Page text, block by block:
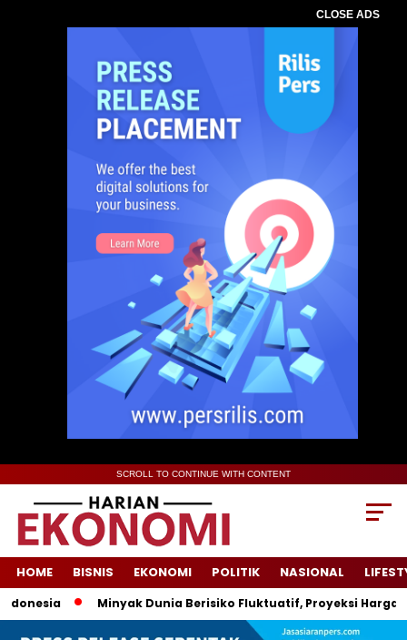
CLOSE ADS
SCROLL TO CONTINUE WITH CONTENT
HOME BISNIS EKONOMI POLITIK NASIONAL
Minyak Dunia Berisiko Fluktuatif, Proyeksi Harga